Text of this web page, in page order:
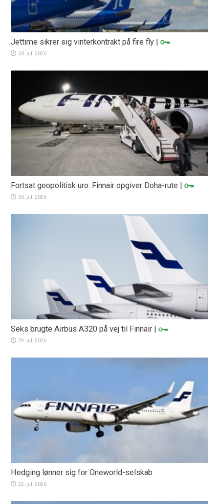
Jettime sikrer sig vinterkontrakt på fire fly |
30. juli 2026
Fortsat geopolitisk uro: Finnair opgiver Doha-rute |
30. juli 2026
Seks brugte Airbus A320 på vej til Finnair |
29. juli 2026
Hedging lønner sig for Oneworld-selskab
22. juli 2026